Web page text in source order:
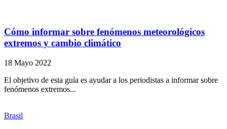
Cómo informar sobre fenómenos meteorológicos
extremos y cambio climático
18 Mayo 2022
El objetivo de esta guía es ayudar a los periodistas a informar sobre
fenómenos extremos...
Brasil